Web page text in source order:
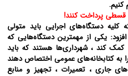
قسطی پرداخت کنند!
کلیه دستگاه‌های اجرایی باید متولی
یکی از مهمترین دستگاه‌هایی که
کمک کند ، شهرداری‌ها هستند که باید
به کتابخانه‌های عمومی اختصاص دهند
جاری ، تعمیرات ، تجهیز و منابع